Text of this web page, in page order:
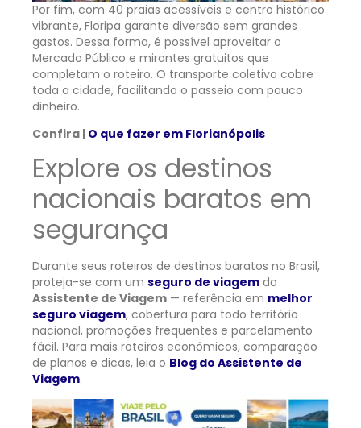
Por fim, com 40 praias acessíveis e centro histórico
vibrante, Floripa garante diversão sem grandes
gastos. Dessa forma, é possível aproveitar o
Mercado Público e mirantes gratuitos que
completam o roteiro. O transporte coletivo cobre
toda a cidade, facilitando o passeio com pouco
dinheiro.
Confira | O que fazer em Florianópolis
Explore os destinos
nacionais baratos em
segurança
Durante seus roteiros de destinos baratos no Brasil,
proteja-se com um seguro de viagem do
Assistente de Viagem — referência em melhor
seguro viagem, cobertura para todo território
nacional, promoções frequentes e parcelamento
fácil. Para mais roteiros econômicos, comparação
de planos e dicas, leia o Blog do Assistente de
Viagem.